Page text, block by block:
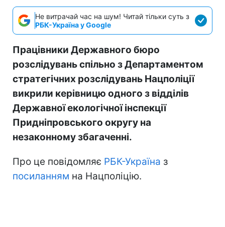
Не витрачай час на шум! Читай тільки суть з
РБК-Україна у Google
Працівники Державного бюро
розслідувань спільно з Департаментом
стратегічних розслідувань Нацполіції
викрили керівницю одного з відділів
Державної екологічної інспекції
Придніпровського округу на
незаконному збагаченні.
Про це повідомляє РБК-Україна з
посиланням на Нацполіцію.